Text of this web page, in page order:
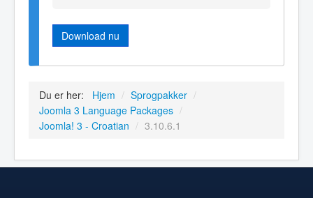
Download nu
Du er her: Hjem / Sprogpakker /
Joomla 3 Language Packages /
Joomla! 3 - Croatian / 3.10.6.1